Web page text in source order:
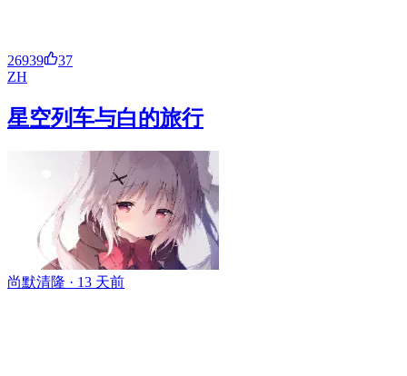
26939
37
ZH
星空列车与白的旅行
尚默清隆 · 13 天前